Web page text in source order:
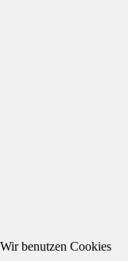
Wir benutzen Cookies